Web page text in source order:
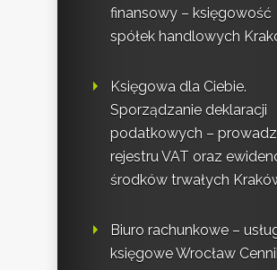
finansowy – księgowość
spółek handlowych
Księgowa dla Ciebie.
Sporządzanie deklaracji
podatkowych –
rejestru VAT oraz
środków trwałych
Biuro rachunkowe –
księgowe Wrocław